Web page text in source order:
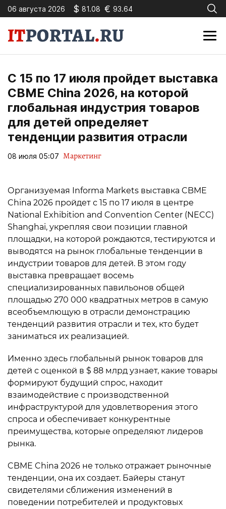
06 августа 2026 $ 81.08 € 93.64
С 15 по 17 июля пройдет выставка
CBME China 2026, на которой
глобальная индустрия товаров
для детей определяет
тенденции развития отрасли
08 июля 05:07 Маркетинг
Организуемая Informa Markets выставка CBME
China 2026 пройдет с 15 по 17 июля в центре
National Exhibition and Convention Center (NECC)
Shanghai, укрепляя свои позиции главной
площадки, на которой рождаются, тестируются и
выводятся на рынок глобальные тенденции в
индустрии товаров для детей. В этом году
выставка превращает восемь
специализированных павильонов общей
площадью 270 000 квадратных метров в самую
всеобъемлющую в отрасли демонстрацию
тенденций развития отрасли и тех, кто будет
заниматься их реализацией.
Именно здесь глобальный рынок товаров для
детей с оценкой в $ 88 млрд узнает, какие товары
формируют будущий спрос, находит
взаимодействие с производственной
инфраструктурой для удовлетворения этого
спроса и обеспечивает конкурентные
преимущества, которые определяют лидеров
рынка.
CBME China 2026 не только отражает рыночные
тенденции, она их создает. Байеры станут
свидетелями сближения изменений в
поведении потребителей и продуктовых